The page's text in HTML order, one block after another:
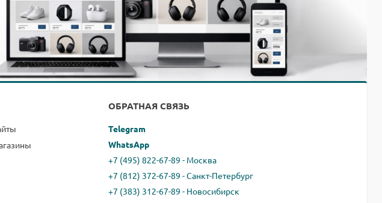
ОБРАТНАЯ СВЯЗЬ
Telegram
WhatsApp
+7 (495) 822-67-89 - Москва
+7 (812) 372-67-89 - Санкт-Петербург
+7 (383) 312-67-89 - Новосибирск